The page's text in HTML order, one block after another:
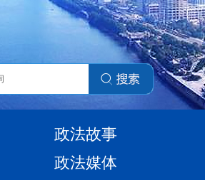
政法故事
政法媒体